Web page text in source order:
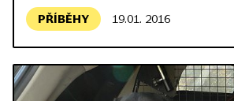
PŘÍBĚHY 19.01. 2016